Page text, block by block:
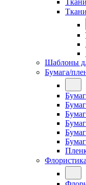
Шаблоны
Бумага/